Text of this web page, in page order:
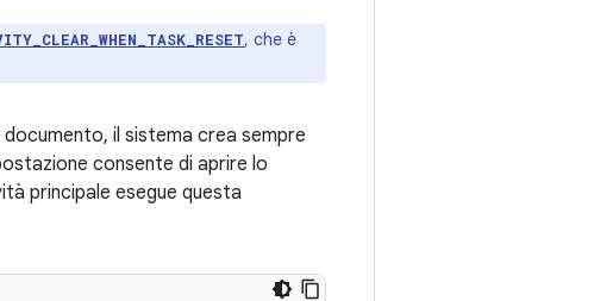
, che è
il sistema crea sempre
consente di aprire lo
principale esegue questa